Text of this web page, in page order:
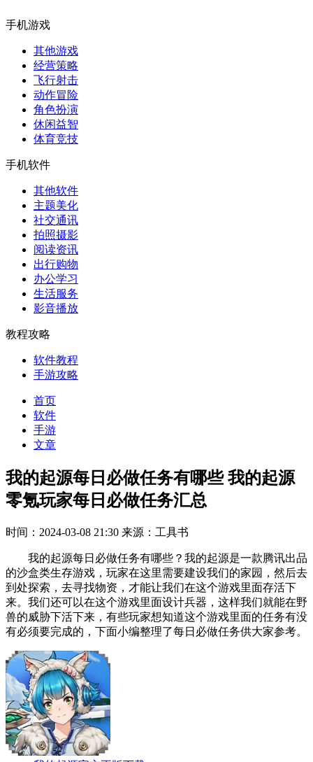
手机游戏
其他游戏
经营策略
飞行射击
动作冒险
角色扮演
休闲益智
体育竞技
手机软件
其他软件
主题美化
社交通讯
拍照摄影
阅读资讯
出行购物
办公学习
生活服务
影音播放
教程攻略
软件教程
手游攻略
首页
软件
手游
文章
我的起源每日必做任务有哪些 我的起源
零氪玩家每日必做任务汇总
时间：2024-03-08 21:30 来源：工具书
我的起源每日必做任务有哪些？我的起源是一款腾讯出品
的沙盒类生存游戏，玩家在这里需要建设我们的家园，然后去
到处探索，去寻找物资，才能让我们在这个游戏里面存活下
来。我们还可以在这个游戏里面设计兵器，这样我们就能在野
兽的威胁下活下来，有些玩家想知道这个游戏里面的任务有没
有必须要完成的，下面小编整理了每日必做任务供大家参考。